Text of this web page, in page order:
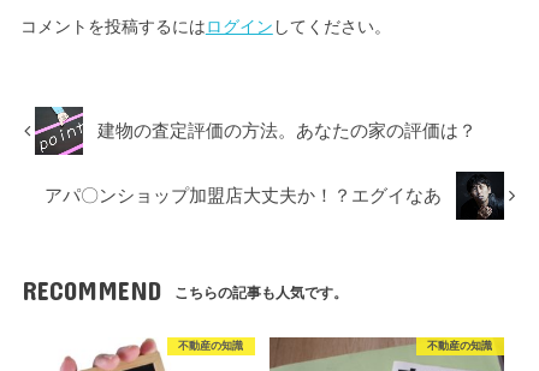
コメントを投稿するにはログイン してください。
建物の査定評価の方法。あなたの家の評価は？
アパ〇ンショップ加盟店大丈夫か！？エグイなあ
RECOMMEND こちらの記事も人気です。
不動産の知識 不動産の知識